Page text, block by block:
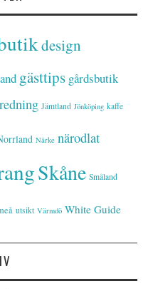
design
gästtips gårdsbutik
Jämtland Jönköping kaffe
Närke närodlat
Skåne Småland
utsikt Värmdö White Guide